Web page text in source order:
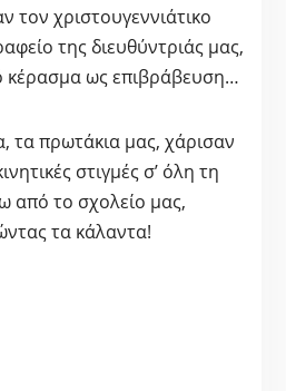
τον χριστουγεννιάτικο
της διευθύντριάς μας,
κέρασμα ως επιβράβευση…
τα πρωτάκια μας, χάρισαν
στιγμές σ’ όλη τη
από το σχολείο μας,
τα κάλαντα!